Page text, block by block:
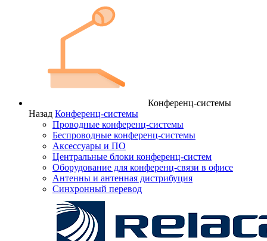
Конференц-системы
Назад Конференц-системы
Проводные конференц-системы
Беспроводные конференц-системы
Аксессуары и ПО
Центральные блоки конференц-систем
Оборудование для конференц-связи в офисе
Антенны и антенная дистрибуция
Синхронный перевод